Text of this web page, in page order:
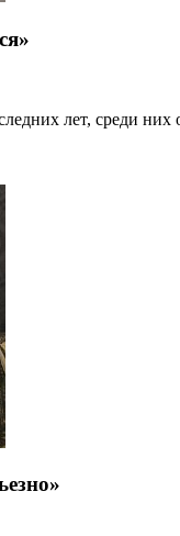
лет, среди них